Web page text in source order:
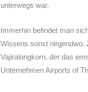
unterwegs war.
Immerhin befindet man
Wissens sonst nirgendwo.
Vajiralongkorn, der das
Unternehmen Airports of